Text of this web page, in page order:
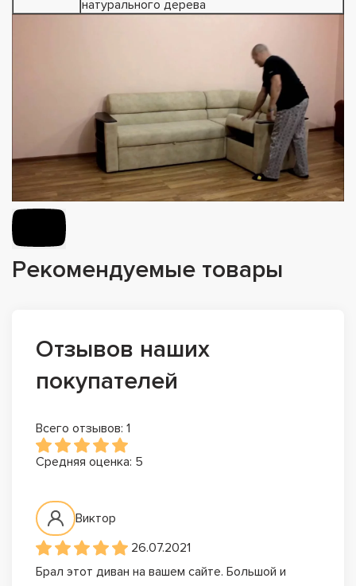
натурального дерева
Рекомендуемые товары
Отзывов наших
покупателей
Всего отзывов: 1
Средняя оценка: 5
Виктор
26.07.2021
Брал этот диван на вашем сайте. Большой и